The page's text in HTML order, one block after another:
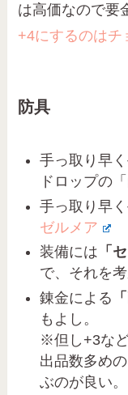
は高価なので要
+4にするのはチ
防具
手っ取り早
ドロップの「
手っ取り早
ゼルメア
装備には 「
で、それを
錬金による
もよし。
※但し+3な
出品数多め
ぶのが良い。